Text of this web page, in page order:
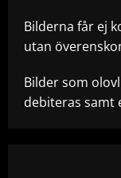
Bilderna får ej
utan
Bilder som
debiteras samt